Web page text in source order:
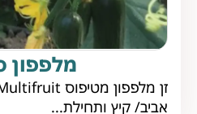
מלפפון
אביב/ קיץ ותחילת...